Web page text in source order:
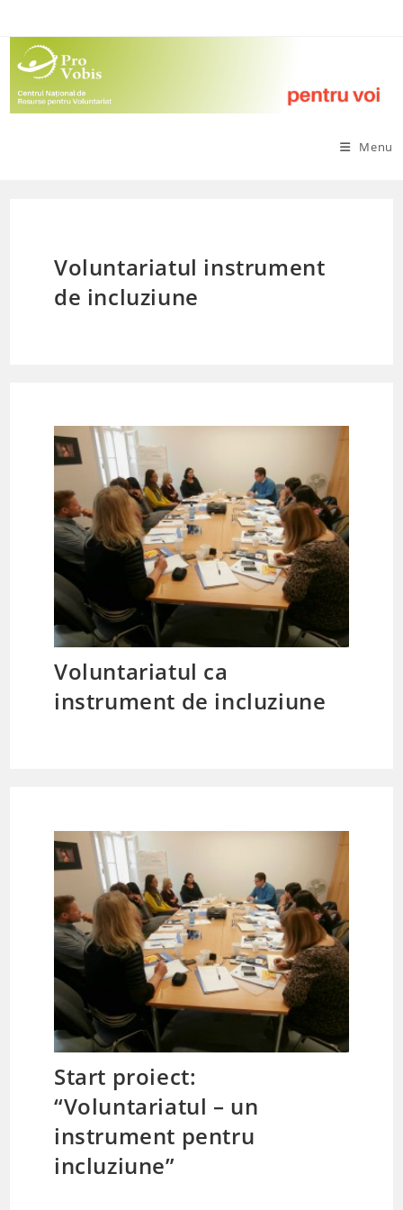
to
content
Menu
Voluntariatul instrument
de incluziune
Voluntariatul ca
instrument de incluziune
Start proiect:
“Voluntariatul – un
instrument pentru
incluziune”